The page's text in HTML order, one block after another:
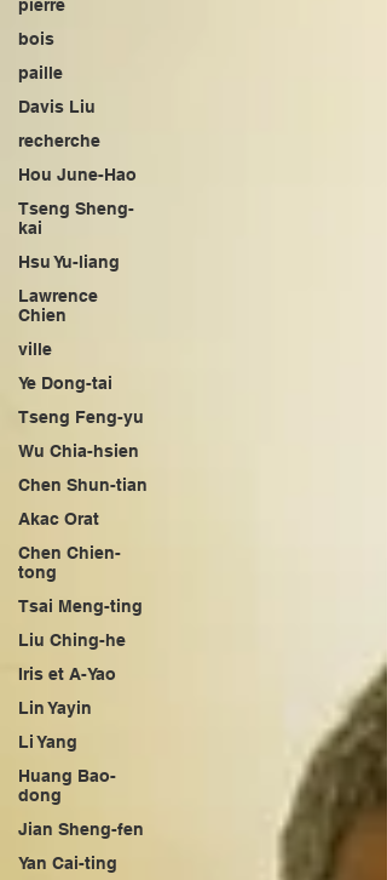
pierre
bois
paille
Davis Liu
recherche
Hou June-Hao
Tseng Sheng-
kai
Hsu Yu-liang
Lawrence
Chien
ville
Ye Dong-tai
Tseng Feng-yu
Wu Chia-hsien
Chen Shun-tian
Akac Orat
Chen Chien-
tong
Tsai Meng-ting
Liu Ching-he
Iris et A-Yao
Lin Yayin
Li Yang
Huang Bao-
dong
Jian Sheng-fen
Yan Cai-ting